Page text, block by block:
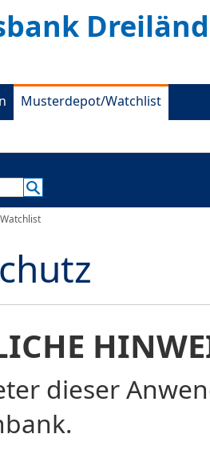
Musterdepot/Watchlist
Watchlist
dieser